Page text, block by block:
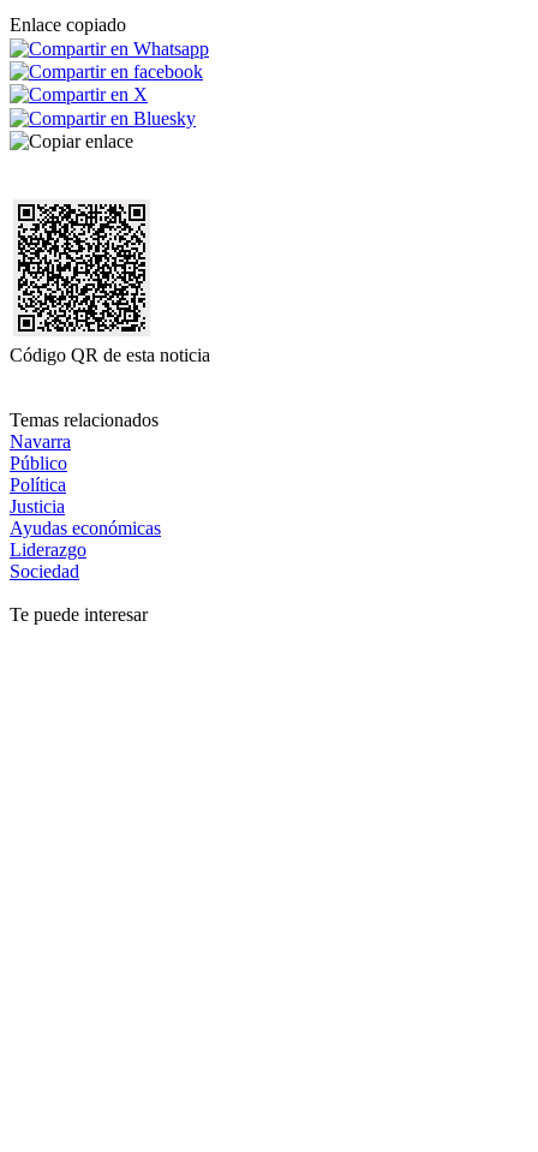
Enlace copiado
Código QR de esta noticia
Temas relacionados
Navarra
Público
Política
Justicia
Ayudas económicas
Liderazgo
Sociedad
Te puede interesar